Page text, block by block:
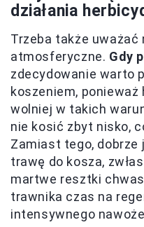
działania
Trzeba także uważać
atmosferyczne. Gdy
zdecydowanie warto
koszeniem, ponieważ
wolniej w takich
nie kosić zbyt nisko,
Zamiast tego,
trawę do kosza,
martwe resztki
trawnika czas na
intensywnego